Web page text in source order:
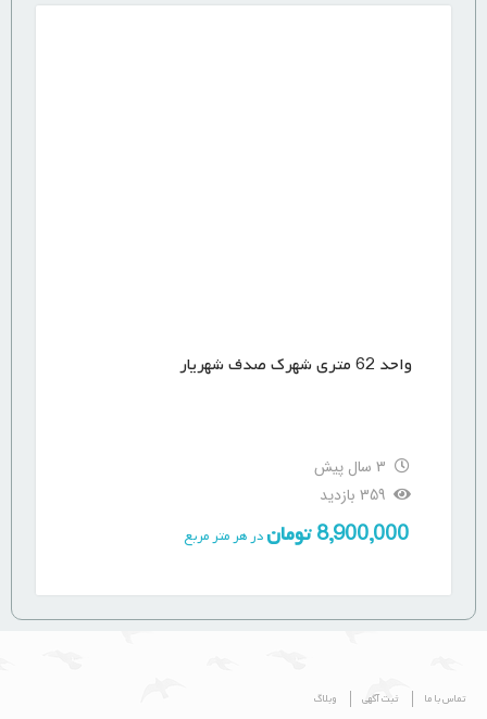
واحد 62 متری شهرک صدف شهریار
3 سال پیش
359 بازدید
8,900,000 تومان در هر متر مربع
تماس با ما ثبت آگهی وبلاگ